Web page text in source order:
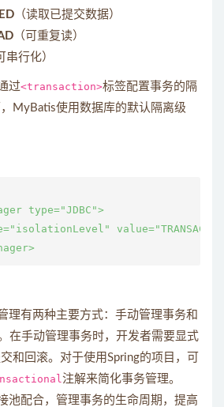
（读取已提交数据）
（可重复读）
串行化）
过<transaction>标签配置事务的隔
MyBatis使用数据库的默认隔离级
type="JDBC">
理有两种主要方式：手动管理事务和
在手动管理事务时，开发者需要显式
和回滚。对于使用Spring的项目，可
注解来简化事务管理。
池配合，管理事务的生命周期，提高